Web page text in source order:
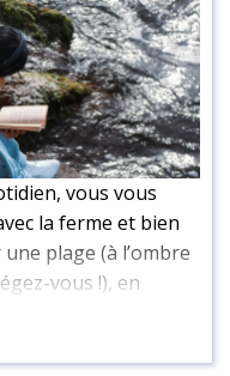
vous vous
la ferme et bien
plage (à l’ombre
vous !), en
Et si la période